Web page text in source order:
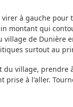
à gauche
montant qui
village de Dunière
surtout au
du village, prendre
prise à l'aller.